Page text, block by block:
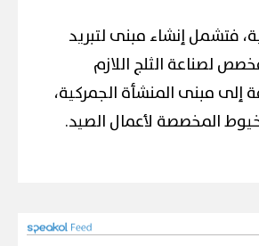
فتشمل إنشاء مبنى لتبريد
لصناعة الثلج اللازم
إلى مبنى المنشأة الجمركية،
المخصصة لأعمال الصيد.